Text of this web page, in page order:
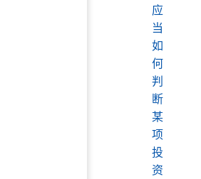
应
当
如
何
判
断
某
项
投
资